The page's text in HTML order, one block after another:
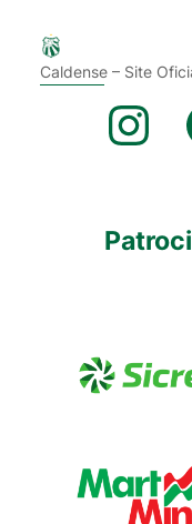
Caldense – Site
Instagram